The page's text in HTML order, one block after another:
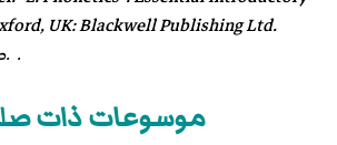
UK: Blackwell Publishing Ltd.
صفحات 20–34. .
موسوعات ذات